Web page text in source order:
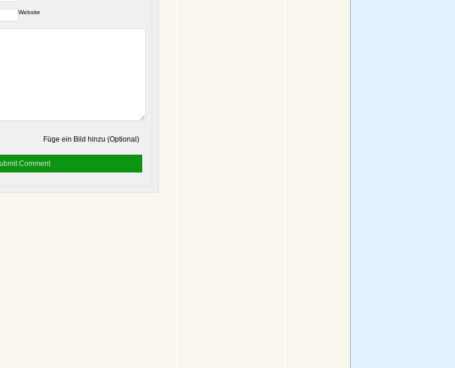
Website
Füge ein Bild hinzu (Optional)